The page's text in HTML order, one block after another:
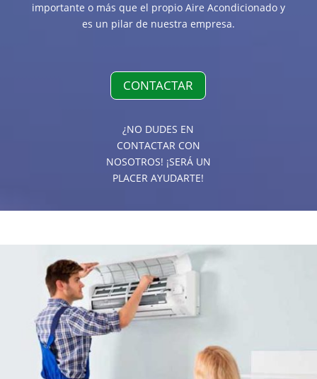
importante o más que el propio Aire Acondicionado y
es un pilar de nuestra empresa.
CONTACTAR
¿NO DUDES EN
CONTACTAR CON
NOSOTROS! ¡SERÁ UN
PLACER AYUDARTE!